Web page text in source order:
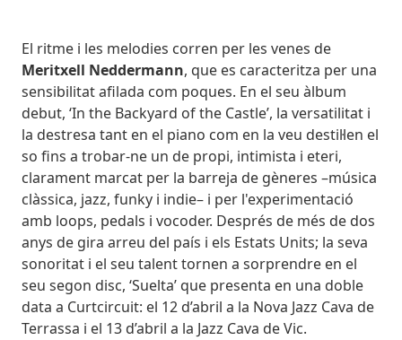
Body
El ritme i les melodies corren per les venes de
Meritxell Neddermann, que es caracteritza per una
sensibilitat afilada com poques. En el seu àlbum
debut, ‘In the Backyard of the Castle’, la versatilitat i
la destresa tant en el piano com en la veu destil·len el
so fins a trobar-ne un de propi, intimista i eteri,
clarament marcat per la barreja de gèneres –música
clàssica, jazz, funky i indie– i per l'experimentació
amb loops, pedals i vocoder. Després de més de dos
anys de gira arreu del país i els Estats Units; la seva
sonoritat i el seu talent tornen a sorprendre en el
seu segon disc, ‘Suelta’ que presenta en una doble
data a Curtcircuit: el 12 d’abril a la Nova Jazz Cava de
Terrassa i el 13 d’abril a la Jazz Cava de Vic.